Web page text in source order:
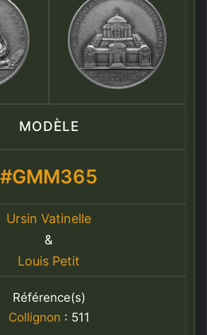
MODÈLE
#GMM365
Ursin Vatinelle
&
Louis Petit
Référence(s)
Collignon : 511